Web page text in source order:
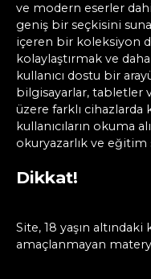
ve modern eserler
geniş bir seçkisini
içeren bir koleksiyon
kolaylaştırmak ve
kullanıcı dostu bir
bilgisayarlar, tabletler
üzere farklı cihazlarda
kullanıcıların okuma
okuryazarlık ve
Dikkat!
Site, 18 yaşın
amaçlanmayan